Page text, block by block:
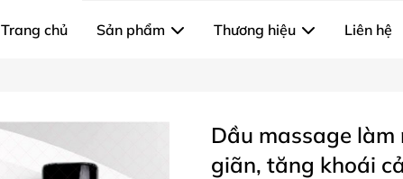
Trang chủ Sản phẩm Thương hiệu Liên hệ
Dầu massage làm
giãn, tăng khoái